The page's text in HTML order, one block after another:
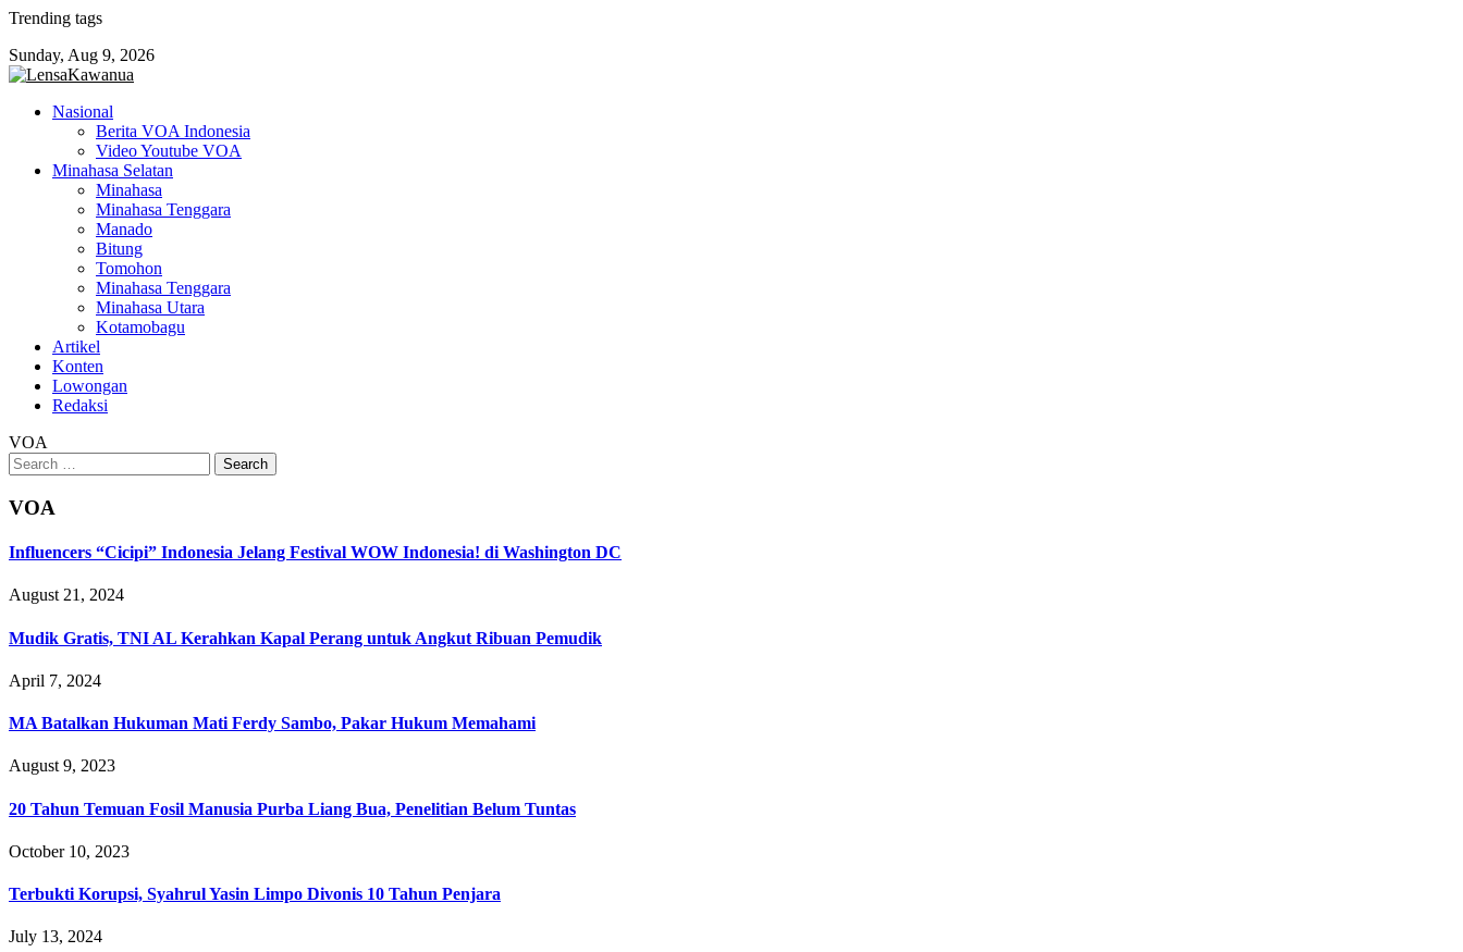
Skip
content
Trending tags
Sunday, Aug 9, 2026
Nasional
Berita VOA Indonesia
Video Youtube VOA
Minahasa Selatan
Minahasa
Minahasa Tenggara
Manado
Bitung
Tomohon
Minahasa Tenggara
Minahasa Utara
Kotamobagu
Artikel
Konten
Lowongan
Redaksi
VOA
Search
for:
VOA
Influencers “Cicipi” Indonesia Jelang Festival WOW Indonesia! di Washington DC
August 21, 2024
Mudik Gratis, TNI AL Kerahkan Kapal Perang untuk Angkut Ribuan Pemudik
April 7, 2024
MA Batalkan Hukuman Mati Ferdy Sambo, Pakar Hukum Memahami
August 9, 2023
20 Tahun Temuan Fosil Manusia Purba Liang Bua, Penelitian Belum Tuntas
October 10, 2023
Terbukti Korupsi, Syahrul Yasin Limpo Divonis 10 Tahun Penjara
July 13, 2024